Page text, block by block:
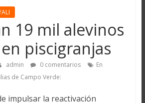
19 mil alevinos
piscigranjas
admin 0 comentarios
En
de Campo Verde:
impulsar la reactivación